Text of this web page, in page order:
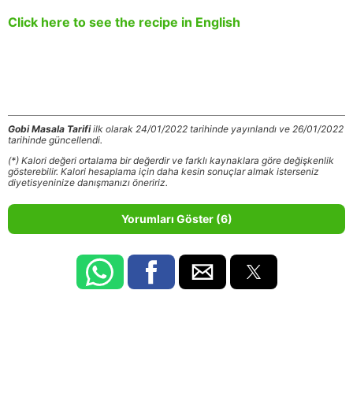
Click here to see the recipe in English
Gobi Masala Tarifiilk olarak 24/01/2022 tarihinde yayınlandı ve 26/01/2022
tarihinde güncellendi.
(*) Kalori değeri ortalama bir değerdir ve farklı kaynaklara göre değişkenlik
gösterebilir. Kalori hesaplama için daha kesin sonuçlar almak isterseniz
diyetisyeninize danışmanızı öneririz.
Yorumları Göster (6)